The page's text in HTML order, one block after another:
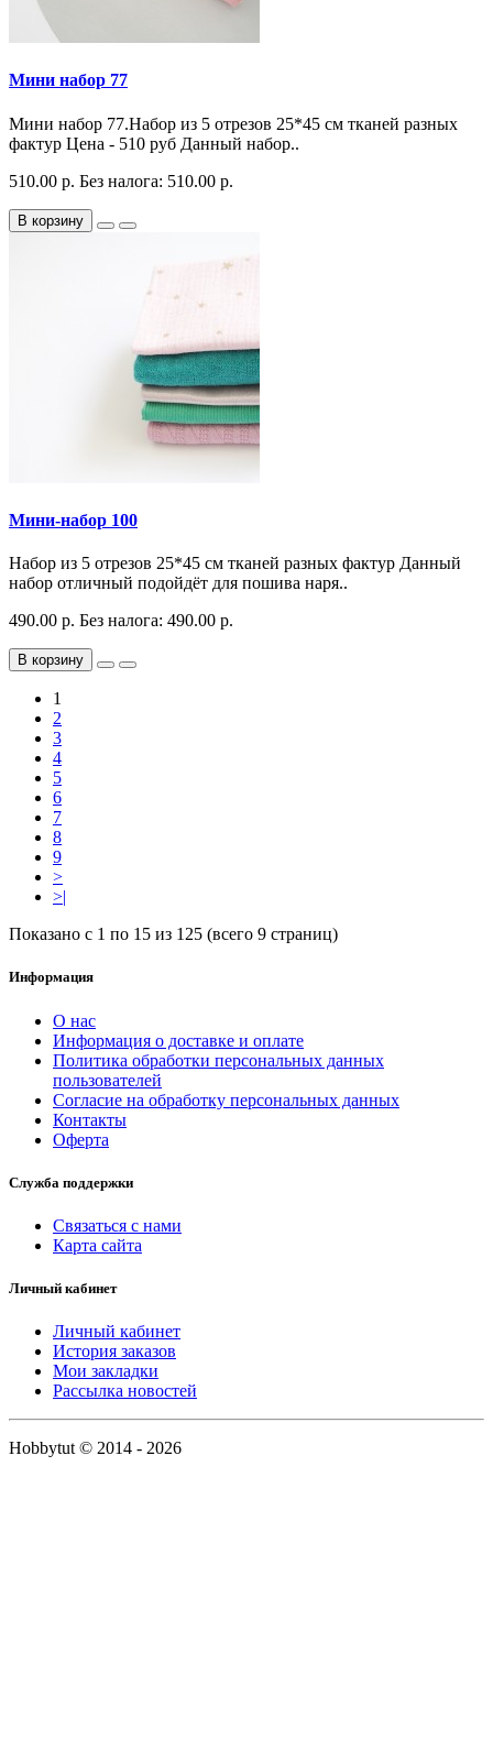
Мини набор 77
Мини набор 77.Набор из 5 отрезов 25*45 см тканей разных
фактур Цена - 510 руб Данный набор..
510.00 р. Без налога: 510.00 р.
В корзину
Мини-набор 100
Набор из 5 отрезов 25*45 см тканей разных фактур Данный
набор отличный подойдёт для пошива наря..
490.00 р. Без налога: 490.00 р.
В корзину
1
2
3
4
5
6
7
8
9
>
>|
Показано с 1 по 15 из 125 (всего 9 страниц)
Информация
О нас
Информация о доставке и оплате
Политика обработки персональных данных
пользователей
Согласие на обработку персональных данных
Контакты
Оферта
Служба поддержки
Связаться с нами
Карта сайта
Личный кабинет
Личный кабинет
История заказов
Мои закладки
Рассылка новостей
Hobbytut © 2014 - 2026